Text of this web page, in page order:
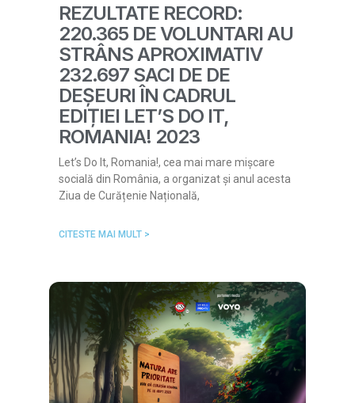
REZULTATE RECORD:
220.365 DE VOLUNTARI AU
STRÂNS APROXIMATIV
232.697 SACI DE DE
DEȘEURI ÎN CADRUL
EDIȚIEI LET’S DO IT,
ROMANIA! 2023
Let’s Do It, Romania!, cea mai mare mișcare
socială din România, a organizat și anul acesta
Ziua de Curățenie Națională,
CITESTE MAI MULT >